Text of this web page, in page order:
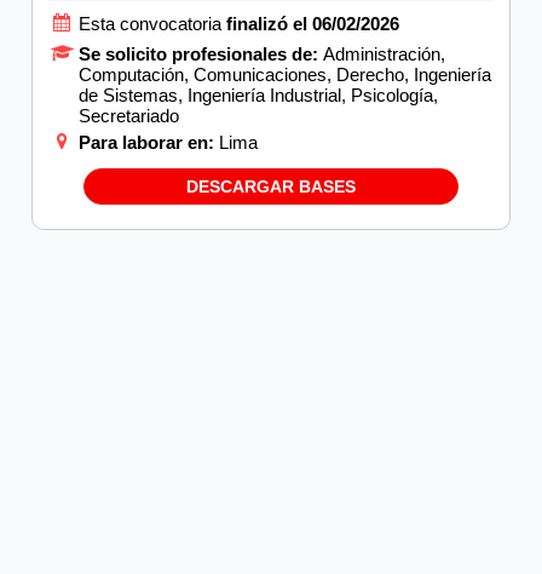
Esta convocatoria finalizó el 06/02/2026
Se solicito profesionales de: Administración,
Computación, Comunicaciones, Derecho, Ingeniería
de Sistemas, Ingeniería Industrial, Psicología,
Secretariado
Para laborar en: Lima
DESCARGAR BASES